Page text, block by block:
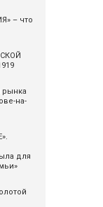
– что
на-
для